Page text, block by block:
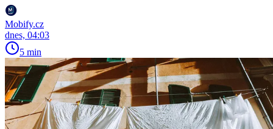
Mobify.cz
dnes, 04:03
5 min